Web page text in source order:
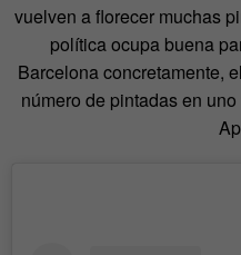
vuelven a florecer muchas
política ocupa buena
Barcelona concretamente,
número de pintadas en